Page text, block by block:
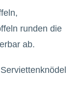
runden die
ab.